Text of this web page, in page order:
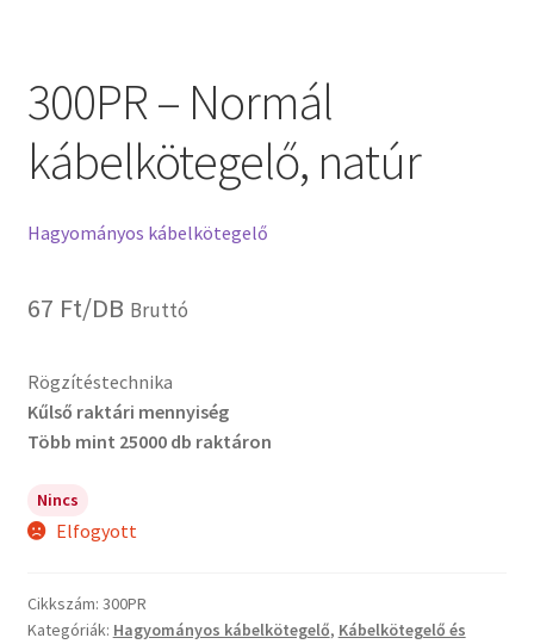
300PR – Normál
kábelkötegelő, natúr
Hagyományos kábelkötegelő
67 Ft/DB Bruttó
Rögzítéstechnika
Kűlső raktári mennyiség
Több mint 25000 db raktáron
Nincs
Elfogyott
Cikkszám: 300PR
Kategóriák: Hagyományos kábelkötegelő, Kábelkötegelő és